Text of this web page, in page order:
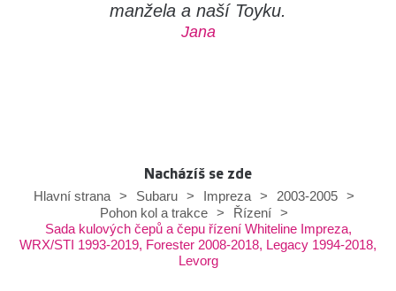
manžela a naší Toyku.
Jana
Nacházíš se zde
Hlavní strana
> Subaru > Impreza > 2003-2005
>
Pohon kol a trakce
> Řízení
>
Sada kulových čepů a čepu řízení Whiteline Impreza,
WRX/STI 1993-2019, Forester 2008-2018, Legacy 1994-2018,
Levorg